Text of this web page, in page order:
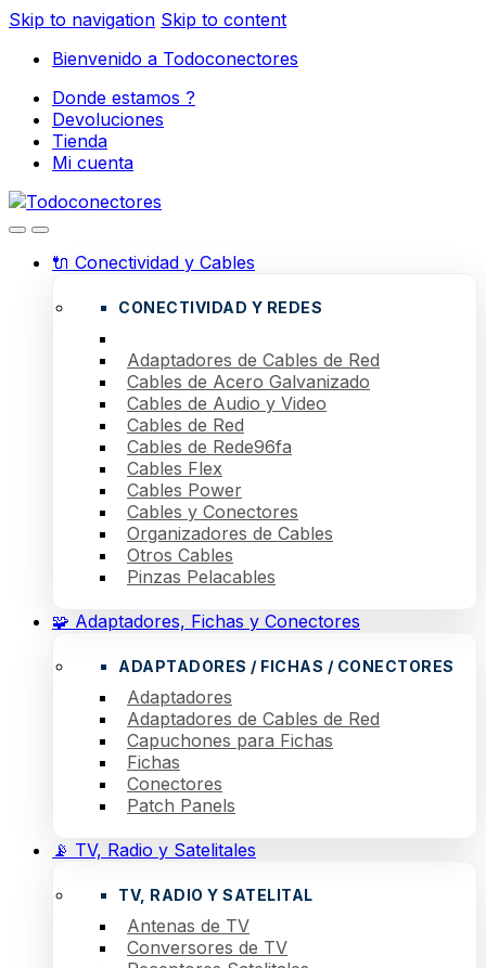
Skip to navigation Skip to content
Bienvenido a Todoconectores
Donde estamos ?
Devoluciones
Tienda
Mi cuenta
🔌 Conectividad y Cables
CONECTIVIDAD Y REDES
Adaptadores de Cables de Red
Cables de Acero Galvanizado
Cables de Audio y Video
Cables de Red
Cables de Rede96fa
Cables Flex
Cables Power
Cables y Conectores
Organizadores de Cables
Otros Cables
Pinzas Pelacables
🧩 Adaptadores, Fichas y Conectores
ADAPTADORES / FICHAS / CONECTORES
Adaptadores
Adaptadores de Cables de Red
Capuchones para Fichas
Fichas
Conectores
Patch Panels
📡 TV, Radio y Satelitales
TV, RADIO Y SATELITAL
Antenas de TV
Conversores de TV